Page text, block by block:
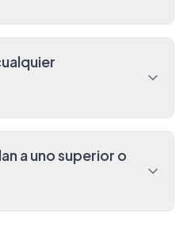
a uno superior o